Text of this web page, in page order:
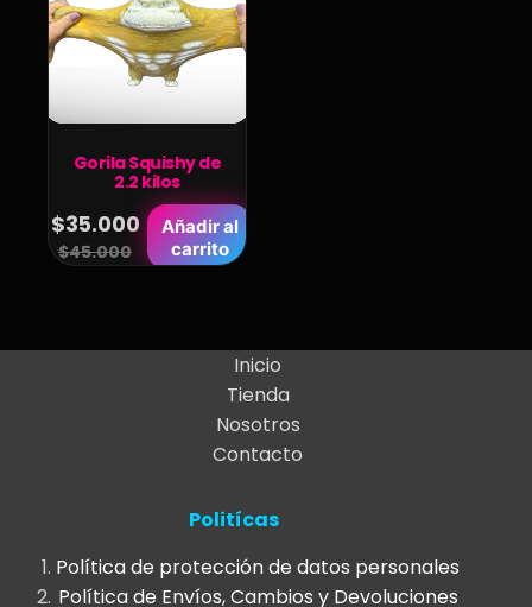
Gorila Squishy de
2.2 kilos
$45.000
Original
$45.000.
$35.000
Current
$35.000.
Añadir al
carrito
Inicio
Tienda
Nosotros
Contacto
Politícas
Política de protección de datos personales
Política de Envíos, Cambios y Devoluciones